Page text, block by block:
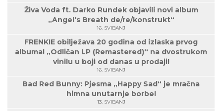
Živa Voda ft. Darko Rundek objavili novi album
„Angel's Breath de/re/konstrukt“
16. SVIBANJ
FRENKIE obilježava 20 godina od izlaska prvog
albuma! „Odličan LP (Remastered)“ na dvostrukom
vinilu u boji od danas u prodaji!
16. SVIBANJ
Bad Red Bunny: Pjesma „Happy Sad“ je mračna
himna unutarnje borbe!
13. SVIBANJ